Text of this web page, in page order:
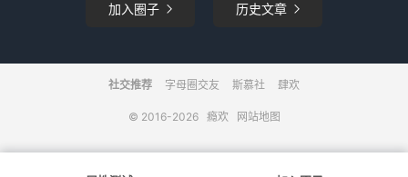
加入圈子  历史文章 
社交推荐 字母圈交友 斯慕社 肆欢
© 2016-2026 瘾欢 网站地图